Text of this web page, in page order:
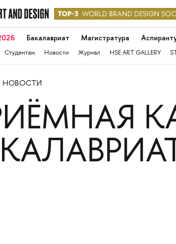
Бакалавриат Магистратура
Студентам Новости Журнал HSE ART GALLERY
НОВОСТИ